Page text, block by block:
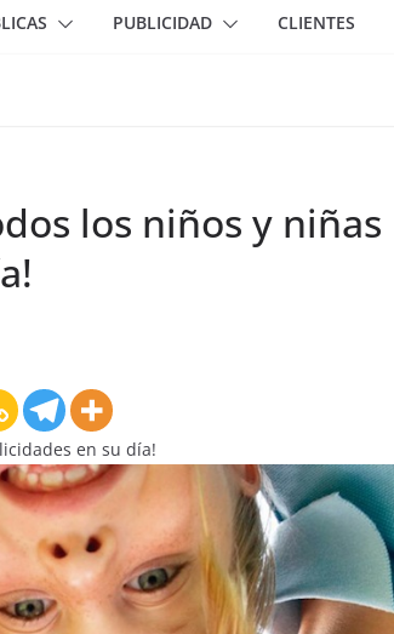
PUBLICIDAD CLIENTES
los niños y niñas
en su día!